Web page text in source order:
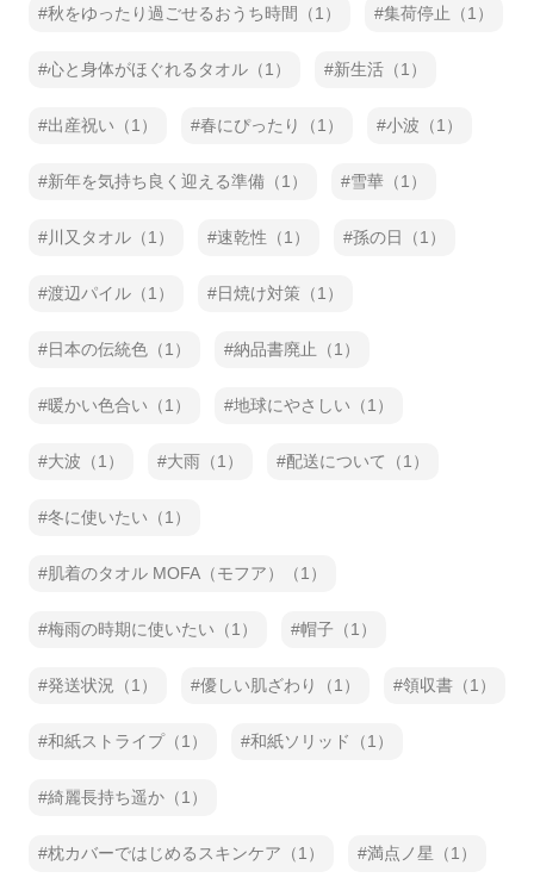
秋をゆったり過ごせるおうち時間（1） 集荷停止（1）
心と身体がほぐれるタオル（1） 新生活（1）
出産祝い（1） 春にぴったり（1） 小波（1）
新年を気持ち良く迎える準備（1） 雪華（1）
川又タオル（1） 速乾性（1） 孫の日（1）
渡辺パイル（1） 日焼け対策（1）
日本の伝統色（1） 納品書廃止（1）
暖かい色合い（1） 地球にやさしい（1）
大波（1） 大雨（1） 配送について（1）
冬に使いたい（1）
肌着のタオル MOFA（モフア）（1）
梅雨の時期に使いたい（1） 帽子（1）
発送状況（1） 優しい肌ざわり（1） 領収書（1）
和紙ストライプ（1） 和紙ソリッド（1）
綺麗長持ち遥か（1）
枕カバーではじめるスキンケア（1） 満点ノ星（1）